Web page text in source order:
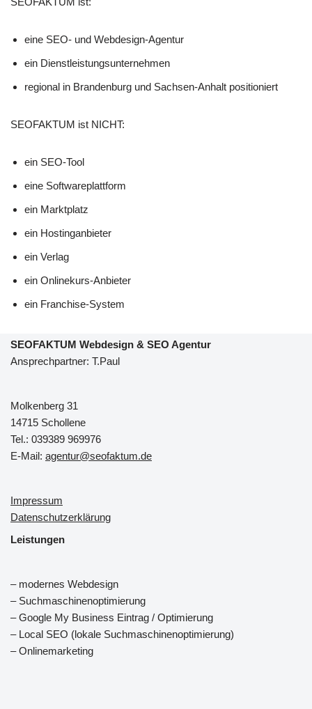
eine SEO- und Webdesign-Agentur
ein Dienstleistungsunternehmen
regional in Brandenburg und Sachsen-Anhalt positioniert
SEOFAKTUM ist NICHT:
ein SEO-Tool
eine Softwareplattform
ein Marktplatz
ein Hostinganbieter
ein Verlag
ein Onlinekurs-Anbieter
ein Franchise-System
SEOFAKTUM Webdesign & SEO Agentur
Ansprechpartner: T.Paul
Molkenberg 31
14715 Schollene
Tel.: 039389 969976
E-Mail: agentur@seofaktum.de
Impressum
Datenschutzerklärung
Leistungen
– modernes Webdesign
– Suchmaschinenoptimierung
– Google My Business Eintrag / Optimierung
– Local SEO (lokale Suchmaschinenoptimierung)
– Onlinemarketing